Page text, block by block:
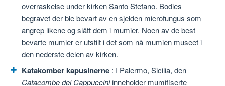
overraskelse under kirken Santo Stefano. Bodies
begravet der ble bevart av en sjelden microfungus som
angrep likene og slått dem i mumier. Noen av de best
bevarte mumier er utstilt i det som nå mumien museet i
den nederste delen av kirken.
Katakomber kapusinerne : I Palermo, Sicilia, den
Catacombe dei Cappucciniinneholder mumifiserte